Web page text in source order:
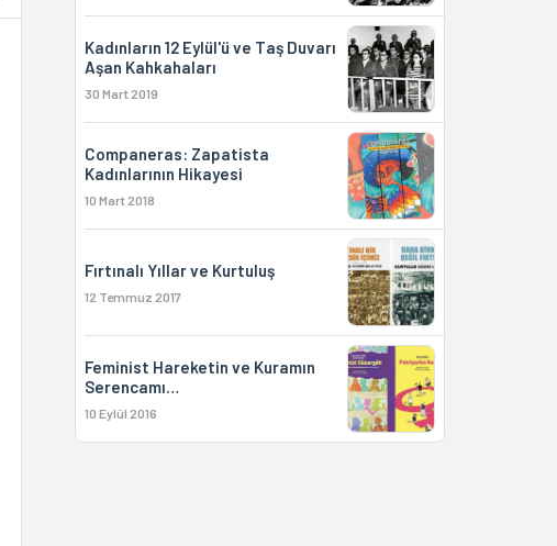
Kadınların 12 Eylül'ü ve Taş Duvarı
Aşan Kahkahaları
30 Mart 2019
Companeras: Zapatista
Kadınlarının Hikayesi
10 Mart 2018
Fırtınalı Yıllar ve Kurtuluş
12 Temmuz 2017
Feminist Hareketin ve Kuramın
Serencamı…
10 Eylül 2016